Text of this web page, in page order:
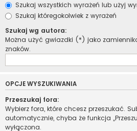
Szukaj wszystkich wyrażeń lub użyj
Szukaj któregokolwiek z wyrażeń
Szukaj wg autora:
Można użyć gwiazdki (*) jako
znaków.
OPCJE WYSZUKIWANIA
Przeszukaj fora:
Wybierz fora, które chcesz przeszukać.
automatycznie, chyba że funkcja
wyłączona.